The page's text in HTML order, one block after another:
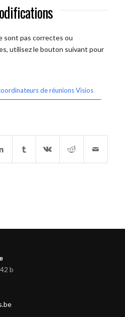
sont pas correctes ou
utilisez le bouton suivant pour
de réunions Visios
b